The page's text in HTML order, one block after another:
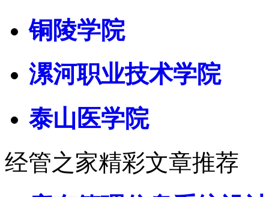
铜陵学院
漯河职业技术学院
泰山医学院
经管之家精彩文章推荐